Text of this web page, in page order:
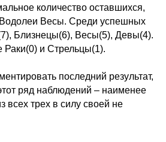
количество оставшихся,
Водолеи Весы. Среди успешных
Близнецы(6), Весы(5), Девы(4).
Раки(0) и Стрельцы(1).
последний результат,
ряд наблюдений – наименее
всех трех в силу своей не